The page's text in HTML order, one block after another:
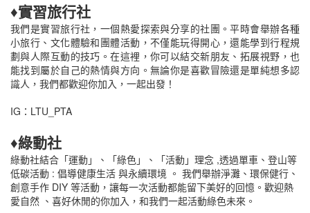
♦實習旅行社
我們是實習旅行社，一個熱愛探索與分享的社團。平時會舉辦各種
小旅行、文化體驗和團體活動，不僅能玩得開心，還能學到行程規
劃與人際互動的技巧。在這裡，你可以結交新朋友、拓展視野，也
能找到屬於自己的熱情與方向。無論你是喜歡冒險還是單純想多認
識人，我們都歡迎你加入，一起出發！
IG：LTU_PTA
♦綠動社
綠動社結合「運動」、「綠色」、「活動」理念 ,透過單車、登山等
低碳活動 : 倡導健康生活 與永續環境 。 我們舉辦淨灘、環保健行、
創意手作 DIY 等活動，讓每一次活動都能留下美好的回憶。歡迎熱
愛自然 、喜好休閒的你加入，和我們一起活動綠色未來。